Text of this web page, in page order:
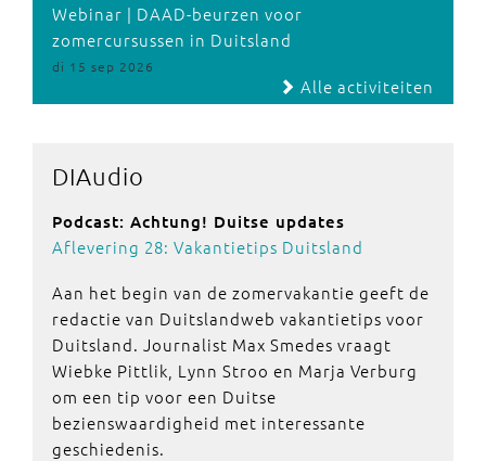
Webinar | DAAD-beurzen voor
zomercursussen in Duitsland
di 15 sep 2026
Alle activiteiten
DIAudio
Podcast: Achtung! Duitse updates
Aflevering 28: Vakantietips Duitsland
Aan het begin van de zomervakantie geeft de
redactie van Duitslandweb vakantietips voor
Duitsland. Journalist Max Smedes vraagt
Wiebke Pittlik, Lynn Stroo en Marja Verburg
om een tip voor een Duitse
bezienswaardigheid met interessante
geschiedenis.